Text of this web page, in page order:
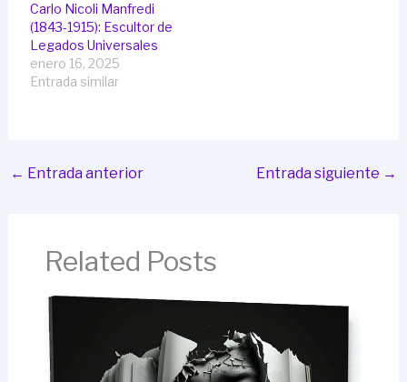
Carlo Nicoli Manfredi
(1843-1915): Escultor de
Legados Universales
enero 16, 2025
Entrada similar
← Entrada anterior Entrada siguiente →
Related Posts